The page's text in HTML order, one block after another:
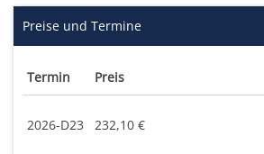
Preise und Termine
Termin Preis
2026-D23 232,10 €